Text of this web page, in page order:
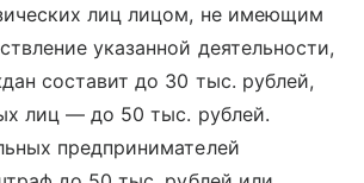
лиц лицом, не имеющим
указанной деятельности,
составит до 30 тыс. рублей,
лиц — до 50 тыс. рублей.
предпринимателей